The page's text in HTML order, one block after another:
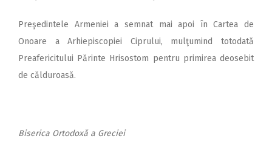
Preşedintele Armeniei a semnat mai apoi în Cartea de
Onoare a Arhi­episcopiei Ciprului, mulţumind tot­odată
Preafericitului Părinte Hrisos­tom pentru primirea deosebit
de călduroasă.
Biserica Ortodoxă a Greciei